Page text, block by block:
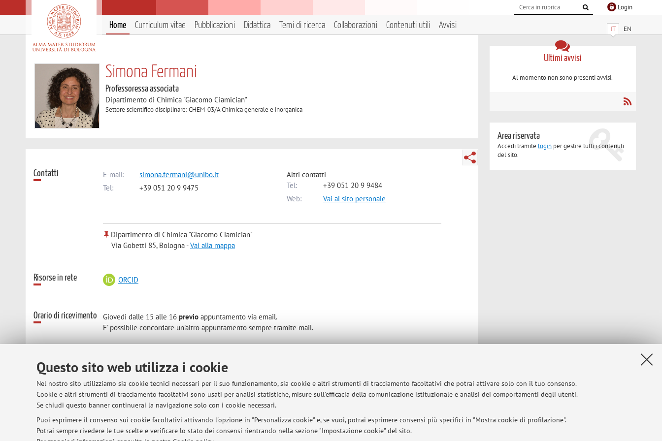
Questo sito web utilizza i cookie
Nel nostro sito utilizziamo sia cookie tecnici necessari per il suo funzionamento, sia cookie e altri strumenti di tracciamento facoltativi che potrai attivare solo con il tuo consenso.
Cookie e altri strumenti di tracciamento facoltativi sono usati per analisi statistiche, misure sull'efficacia della comunicazione istituzionale e analisi dei comportamenti degli utenti.
Se chiudi questo banner continuerai la navigazione solo con i cookie necessari.
Puoi esprimere il consenso sui cookie facoltativi attivando l'opzione in "Personalizza cookie" e, se vuoi, potrai esprimere consensi più specifici in "Mostra cookie di profilazione".
Potrai sempre rivedere le tue scelte e verificare lo stato dei consensi rientrando nella sezione "Impostazione cookie" del sito.
Login
IT EN
Home Curriculum vitae Pubblicazioni Didattica Temi di ricerca Collaborazioni Contenuti utili Avvisi
Simona Fermani
Professoressa associata
Dipartimento di Chimica "Giacomo Ciamician"
Settore scientifico disciplinare: CHEM-03/A Chimica generale e inorganica
Contatti E-mail:
simona.fermani@unibo.it
Tel:
+39 051 20 9 9475
Altri contatti
Tel:
+39 051 20 9 9484
Web:
Vai al sito personale
Dipartimento di Chimica "Giacomo Ciamician"
Via Gobetti 85, Bologna -Vai alla mappa
Risorse in rete ORCID
Orario di ricevimento Giovedì dalle 15 alle 16previo appuntamento via email.
E' possibile concordare un'altro appuntamento sempre tramite mail.
Ultimi avvisi
Al momento non sono presenti avvisi.
Area riservata
Accedi tramite login per gestire tutti i contenuti
del sito.
© 2026 - ALMA MATER STUDIORUM - Università di Bologna - Via Zamboni, 33 - 40126 Bologna - Partita IVA: 01131710376